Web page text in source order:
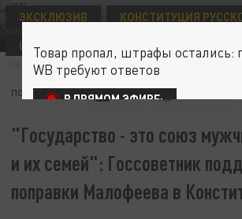
ФОТО:
ЭКСКЛЮЗИВ
КОНСТИТУЦИЯ
ЦЕРКОВЬ И ОБЩЕСТВО
13 ФЕВРАЛЯ 14:33
ПОДПИШИТЕСЬ:
"Государство - это союз
и их семей": Госсоветник
поправки Малофеева в
Товар пропал, штрафы остались:
WB требуют ответов
В ПРЯМОМ ЭФИРЕ: